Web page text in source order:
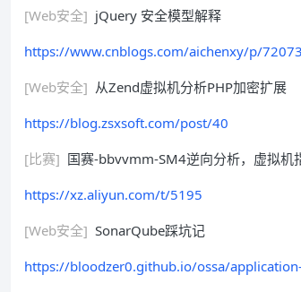
[Web安全] jQuery 安全模型解释
https://www.cnblogs.com/aichenxy/p/
[Web安全] 从Zend虚拟机分析PHP加密扩展
https://blog.zsxsoft.com/post/40
[比赛] 国赛-bbvvmm-SM4逆向分析，虚拟机
https://xz.aliyun.com/t/5195
[Web安全] SonarQube踩坑记
https://bloodzer0.github.io/ossa/